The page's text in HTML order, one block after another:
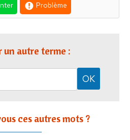
Problème
un autre terme :
ces autres mots ?